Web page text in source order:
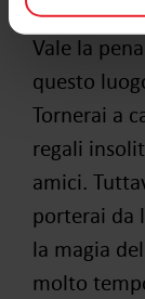
Vale la
questo
Tornerai a
regali
amici.
porterai da
la magia
molto